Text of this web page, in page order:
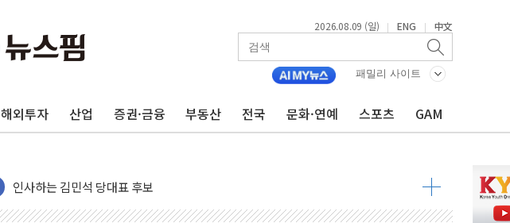
2026.08.09 (일) | ENG | 中文
패밀리 사이트
해외투자 산업 증권·금융 부동산 전국 문화·연예 스포츠 GAM
포항시 재난예산 40억 긴급 투입…고수온 양식장 복구·지원 '총력'
울진·영덕 '호우특보'-포항 '산사태 주의보'...경북도, 호우 피해·통제구간 없어
인천 합동연설회 나선 송영길·정청래·김민석 당대표 후보
김민석, 2주차 제주·인천 경선서 정청래에 승리...47.75% vs 42.08%
[속보] 민주, 제주·인천 경선 결과 발표...김민석 47.75% 정청래 42.08%
[속보] 민주, 인천 경선 결과 발표...김민석 45.09% 정청래 43.27% 송영길 11.63%